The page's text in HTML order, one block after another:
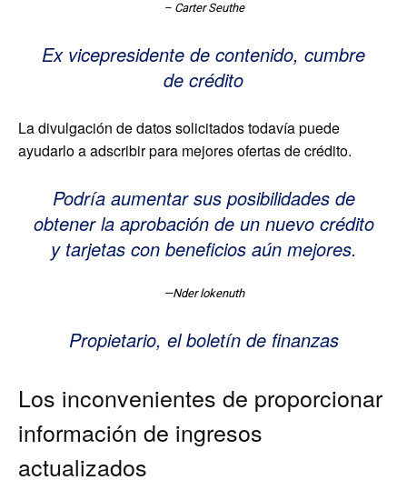
– Carter Seuthe
Ex vicepresidente de contenido, cumbre
de crédito
La divulgación de datos solicitados todavía puede
ayudarlo a adscribir para mejores ofertas de crédito.
Podría aumentar sus posibilidades de
obtener la aprobación de un nuevo crédito
y tarjetas con beneficios aún mejores.
—Nder lokenuth
Propietario, el boletín de finanzas
Los inconvenientes de proporcionar
información de ingresos
actualizados